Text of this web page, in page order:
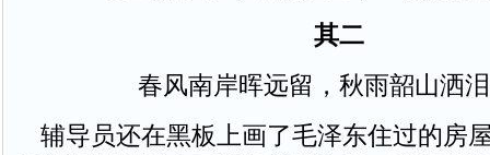
其二
春风南岸晖远留，秋雨韶山洒
辅导员还在黑板上画了毛泽东住过的房